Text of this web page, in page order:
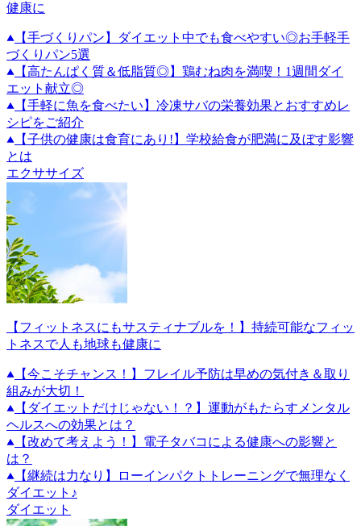
健康に
【手づくりパン】ダイエット中でも食べやすい◎お手軽手
づくりパン5選
【高たんぱく質＆低脂質◎】鶏むね肉を満喫！1週間ダイ
エット献立◎
【手軽に魚を食べたい】冷凍サバの栄養効果とおすすめレ
シピをご紹介
【子供の健康は食育にあり!】学校給食が肥満に及ぼす影響
とは
エクササイズ
【フィットネスにもサスティナブルを！】持続可能なフィッ
トネスで人も地球も健康に
【今こそチャンス！】フレイル予防は早めの気付き＆取り
組みが大切！
【ダイエットだけじゃない！？】運動がもたらすメンタル
ヘルスへの効果とは？
【改めて考えよう！】電子タバコによる健康への影響と
は？
【継続は力なり】ローインパクトトレーニングで無理なく
ダイエット♪
ダイエット